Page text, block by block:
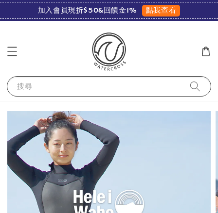
加入會員現折$50&回饋金1% 點我查看
搜尋